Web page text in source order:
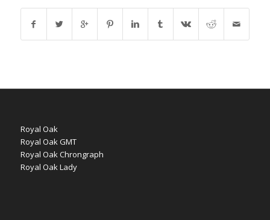
Royal Oak
Royal Oak GMT
Royal Oak Chrongraph
Royal Oak Lady